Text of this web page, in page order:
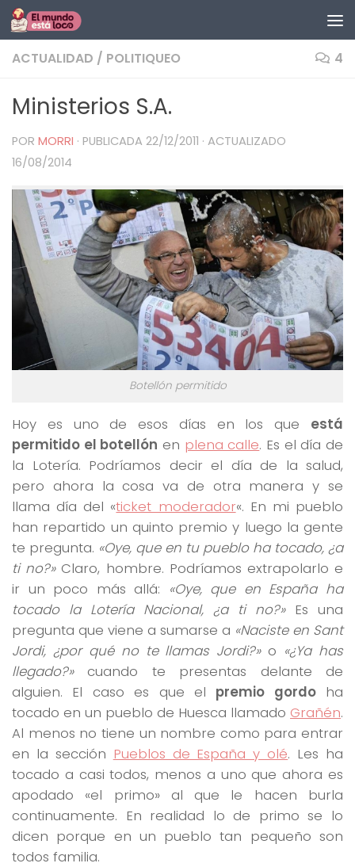
Saltar al contenido
ACTUALIDAD / POLITIQUEO 4
Ministerios S.A.
POR MORRI · PUBLICADA 22/12/2011 · ACTUALIZADO
16/08/2014
Botellón permitido
Hoy es uno de esos días en los que está
permitido el botellón en plena calle. Es el día de
la Lotería. Podríamos decir el día de la salud,
pero ahora la cosa va de otra manera y se
llama día del «ticket moderador«. En mi pueblo
han repartido un quinto premio y luego la gente
te pregunta. «Oye, que en tu pueblo ha tocado, ¿a
ti no?»Claro, hombre. Podríamos extrapolarlo e
ir un poco más allá: «Oye, que en España ha
tocado la Lotería Nacional, ¿a ti no?»Es una
pregunta que viene a sumarse a «Naciste en Sant
Jordi, ¿por qué no te llamas Jordi?»o «¿Ya has
llegado?»cuando te presentas delante de
alguien. El caso es que el premio gordoha
tocado en un pueblo de Huesca llamado Grañén.
Al menos no tiene un nombre como para entrar
en la sección Pueblos de España y olé. Les ha
tocado a casi todos, menos a uno que ahora es
apodado «el primo» al que le hacen burla
continuamente. En realidad lo de primo se lo
dicen porque en un pueblo tan pequeño son
todos familia.